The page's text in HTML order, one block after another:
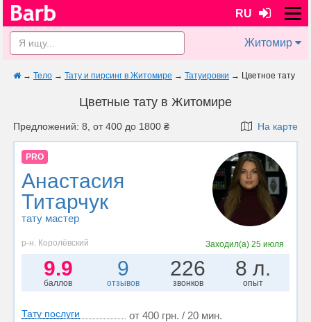
RU
Житомир
→ Тело → Тату и пирсинг в Житомире → Татуировки → Цветное тату
Цветные тату в Житомире
Предложений: 8, от 400 до 1800 ₴ На карте
PRO
Анастасия
Титарчук
тату мастер
р-н. Королёвский Заходил(а)25 июля
9.9
баллов
9
отзывов
226
звонков
8 л.
опыт
Тату послуги
от 400 грн. / 20 мин.